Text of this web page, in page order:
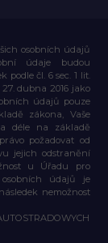
osobních údajů
údaje budou
podle čl. 6 sec. 1 lit.
dubna 2016 jako
údajů pouze
zákona, Vaše
déle na základě
požadovat od
jejich odstranění
u Úřadu pro
údajů je
nemožnost